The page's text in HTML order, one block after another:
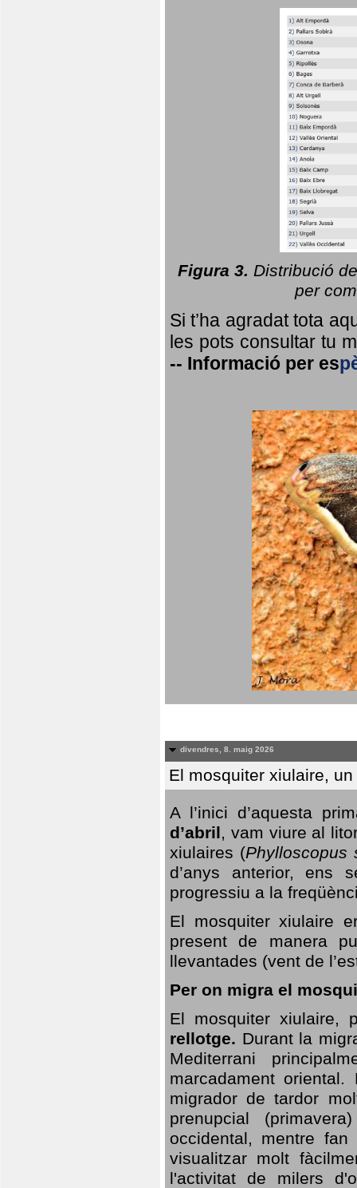
Figura 3. Distribució
per
Si t’ha agradat tota
les pots consultar tu
-- Informació per es
divendres, 8. maig 2026
El mosquiter xiulaire,
A l’inici d’aquesta
d’abril, vam viure al
xiulaires (Phylloscopus
d’anys anterior, ens
progressiu a la
El mosquiter xiulaire
present de manera
llevantades (vent de
Per on migra el
El mosquiter xiulaire,
rellotge. Durant la
Mediterrani
marcadament
migrador de tardor
prenupcial
occidental, mentre
visualitzar molt
l'activitat de milers